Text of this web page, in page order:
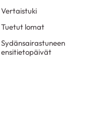
Vertaistuki
Tuetut lomat
Sydänsairastuneen
ensitietopäivät